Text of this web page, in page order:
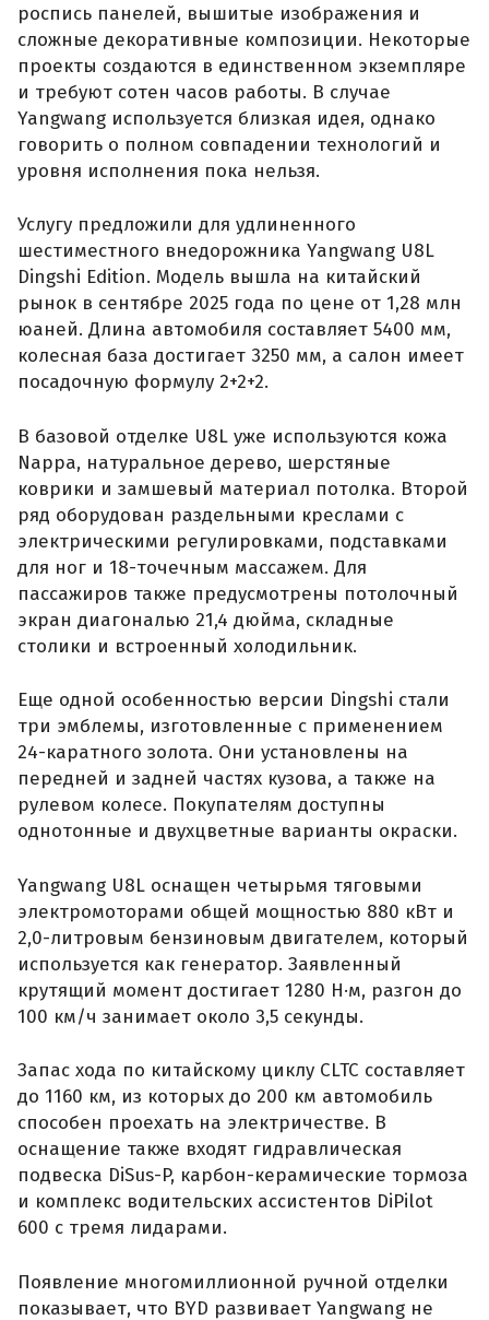
роспись панелей, вышитые изображения и
сложные декоративные композиции. Некоторые
проекты создаются в единственном экземпляре
и требуют сотен часов работы. В случае
Yangwang используется близкая идея, однако
говорить о полном совпадении технологий и
уровня исполнения пока нельзя.
Услугу предложили для удлиненного
шестиместного внедорожника Yangwang U8L
Dingshi Edition. Модель вышла на китайский
рынок в сентябре 2025 года по цене от 1,28 млн
юаней. Длина автомобиля составляет 5400 мм,
колесная база достигает 3250 мм, а салон имеет
посадочную формулу 2+2+2.
В базовой отделке U8L уже используются кожа
Nappa, натуральное дерево, шерстяные
коврики и замшевый материал потолка. Второй
ряд оборудован раздельными креслами с
электрическими регулировками, подставками
для ног и 18-точечным массажем. Для
пассажиров также предусмотрены потолочный
экран диагональю 21,4 дюйма, складные
столики и встроенный холодильник.
Еще одной особенностью версии Dingshi стали
три эмблемы, изготовленные с применением
24-каратного золота. Они установлены на
передней и задней частях кузова, а также на
рулевом колесе. Покупателям доступны
однотонные и двухцветные варианты окраски.
Yangwang U8L оснащен четырьмя тяговыми
электромоторами общей мощностью 880 кВт и
2,0-литровым бензиновым двигателем, который
используется как генератор. Заявленный
крутящий момент достигает 1280 Н·м, разгон до
100 км/ч занимает около 3,5 секунды.
Запас хода по китайскому циклу CLTC составляет
до 1160 км, из которых до 200 км автомобиль
способен проехать на электричестве. В
оснащение также входят гидравлическая
подвеска DiSus-P, карбон-керамические тормоза
и комплекс водительских ассистентов DiPilot
600 с тремя лидарами.
Появление многомиллионной ручной отделки
показывает, что BYD развивает Yangwang не